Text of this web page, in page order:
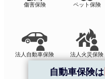
傷害保険 ペット保険
法人自動車保険 法人火災保険
自動車保険は